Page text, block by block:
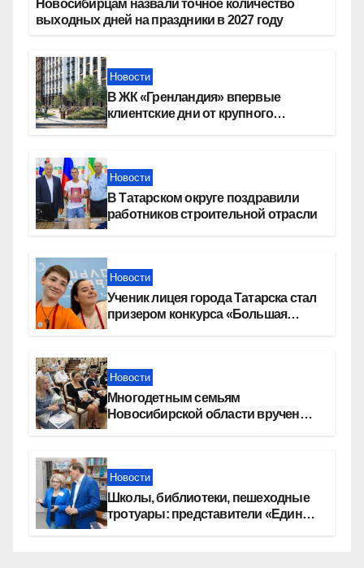
Новосибирцам назвали точное количество
выходных дней на праздники в 2027 году
Новости
В ЖК «Гренландия» впервые
клиентские дни от крупного
Новости
В Татарском округе поздравили
работников строительной отрасли
Новости
Ученик лицея города Татарска стал
призером конкурса «Большая
Новости
Многодетным семьям
Новосибирской области вручены
Новости
Школы, библиотеки, пешеходные
тротуары: представители «Единой